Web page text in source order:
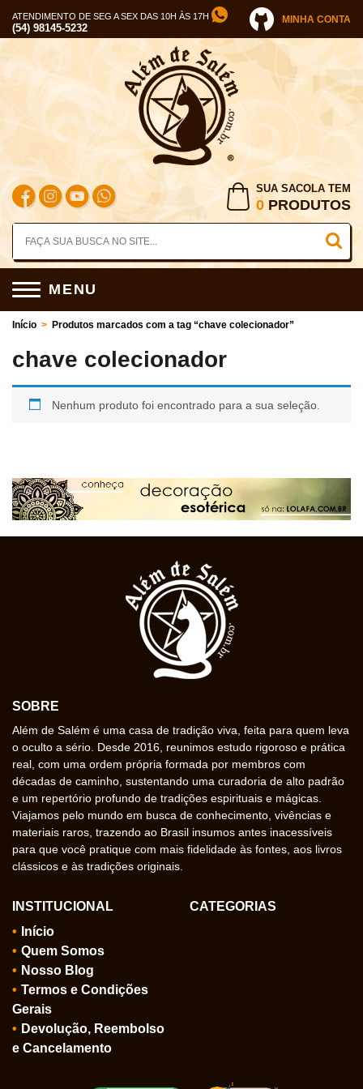
ATENDIMENTO DE SEG A SEX DAS 10H ÀS 17H
(54) 98145-5232
MINHA CONTA
SUA SACOLA TEM
0 PRODUTOS
MENU
Início > Produtos marcados com a tag “chave colecionador”
chave colecionador
Nenhum produto foi encontrado para a sua seleção.
SOBRE
Além de Salém é uma casa de tradição viva, feita para quem leva
o oculto a sério. Desde 2016, reunimos estudo rigoroso e prática
real, com uma ordem própria formada por membros com
décadas de caminho, sustentando uma curadoria de alto padrão
e um repertório profundo de tradições espirituais e mágicas.
Viajamos pelo mundo em busca de conhecimento, vivências e
materiais raros, trazendo ao Brasil insumos antes inacessíveis
para que você pratique com mais fidelidade às fontes, aos livros
clássicos e às tradições originais.
INSTITUCIONAL
Início
Quem Somos
Nosso Blog
Termos e Condições
Gerais
Devolução, Reembolso
e Cancelamento
CATEGORIAS